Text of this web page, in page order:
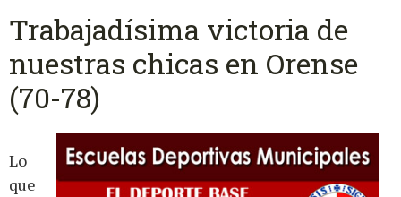
Trabajadísima victoria de
nuestras chicas en Orense
(70-78)
Lo
que